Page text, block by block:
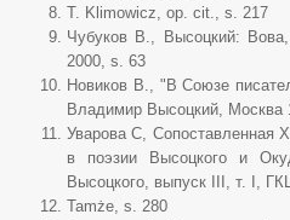
T. Klimowicz, op. cit., s. 217
Чубуков В., Высоцкий:
2000, s. 63
Новиков В., "В Союзе
Владимир Высоцкий, Москва
Уварова С, Сопоставленная
в поэзии Высоцкого и
Высоцкого, выпуск III, т. I,
Tamże, s. 280